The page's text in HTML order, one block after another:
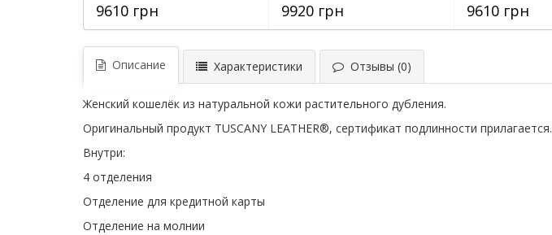
9610 грн 9920 грн 9610 грн
Описание Характеристики Отзывы (0)
Женский кошелёк из натуральной кожи растительного дубления.
Оригинальный продукт TUSCANY LEATHER®, сертификат подлинности прилагается.
Внутри:
4 отделения
Отделение для кредитной карты
Отделение на молнии